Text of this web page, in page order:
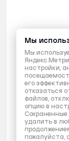
Мы
Мы
настройки,
его
отказаться
файлов,
опцию в
удалить в
пожалуйста,